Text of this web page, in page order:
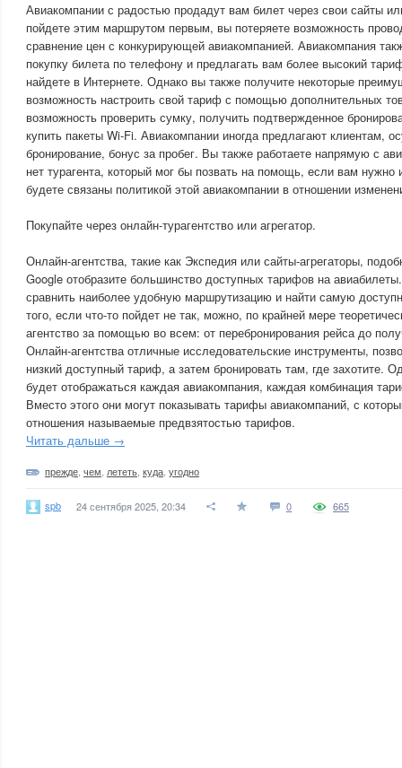
Авиакомпании с радостью продадут вам билет через свои сайты
пойдете этим маршрутом первым, вы потеряете возможность
сравнение цен с конкурирующей авиакомпанией. Авиакомпания
покупку билета по телефону и предлагать вам более высокий
найдете в Интернете. Однако вы также получите некоторые
возможность настроить свой тариф с помощью дополнительных
возможность проверить сумку, получить подтвержденное
купить пакеты Wi-Fi. Авиакомпании иногда предлагают клиентам,
бронирование, бонус за пробег. Вы также работаете напрямую с
нет турагента, который мог бы позвать на помощь, если вам нужно
будете связаны политикой этой авиакомпании в отношении
Покупайте через онлайн-турагентство или агрегатор.
Онлайн-агентства, такие как Экспедия или сайты-агрегаторы,
Google отобразите большинство доступных тарифов на
сравнить наиболее удобную маршрутизацию и найти самую
того, если что-то пойдет не так, можно, по крайней мере
агентство за помощью во всем: от перебронирования рейса до
Онлайн-агентства отличные исследовательские инструменты,
низкий доступный тариф, а затем бронировать там, где захотите.
будет отображаться каждая авиакомпания, каждая комбинация
Вместо этого они могут показывать тарифы авиакомпаний, с
отношения называемые предвзятостью тарифов.
Читать дальше →
прежде чем лететь куда угодно
spb 24 сентября 2025, 20:34 0 665